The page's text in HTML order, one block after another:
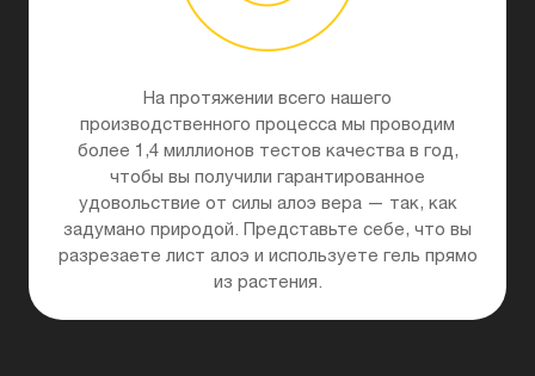
На протяжении всего нашего
производственного процесса мы проводим
более 1,4 миллионов тестов качества в год,
чтобы вы получили гарантированное
удовольствие от силы алоэ вера — так, как
задумано природой. Представьте себе, что вы
разрезаете лист алоэ и используете гель прямо
из растения.